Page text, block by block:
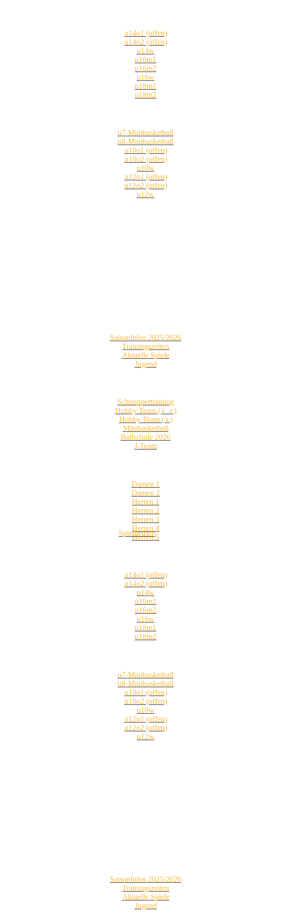
u14o1 (offen)
u14o2 (offen)
u14w
u16m1
u16m2
u16w
u18m1
u18m2
u7-Minibasketball
u8-Minibasketball
u10o1 (offen)
u10o2 (offen)
u10w
u12o1 (offen)
u12o2 (offen)
u12w
SaisonInfos 2025/2026
Trainingszeiten
Aktuelle Spiele
Jugend
Schnuppertraining
Hobby Team (♀ ♂)
Hobby Team (♀)
Minibasketball
Ballschule 2026
J-Team
Damen 1
Damen 2
Herren 1
Herren 2
Herren 3
Herren 4
Herren 5
u14o1 (offen)
u14o2 (offen)
u14w
u16m1
u16m2
u16w
u18m1
u18m2
u7-Minibasketball
u8-Minibasketball
u10o1 (offen)
u10o2 (offen)
u10w
u12o1 (offen)
u12o2 (offen)
u12w
Spielbetrieb
SaisonInfos 2025/2026
Trainingszeiten
Aktuelle Spiele
Jugend